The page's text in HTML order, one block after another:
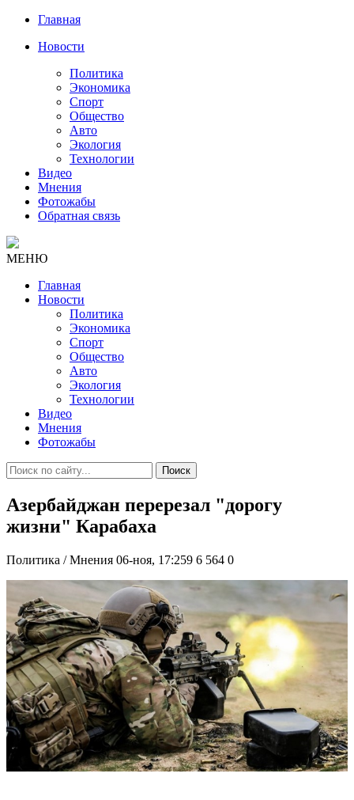
Главная
Новости
Политика
Экономика
Спорт
Общество
Авто
Экология
Технологии
Видео
Мнения
Фотожабы
Обратная связь
МЕНЮ
Главная
Новости
Политика
Экономика
Спорт
Общество
Авто
Экология
Технологии
Видео
Мнения
Фотожабы
Поиск
Азербайджан перерезал "дорогу
жизни" Карабаха
Политика / Мнения 06-ноя, 17:259 6 564 0